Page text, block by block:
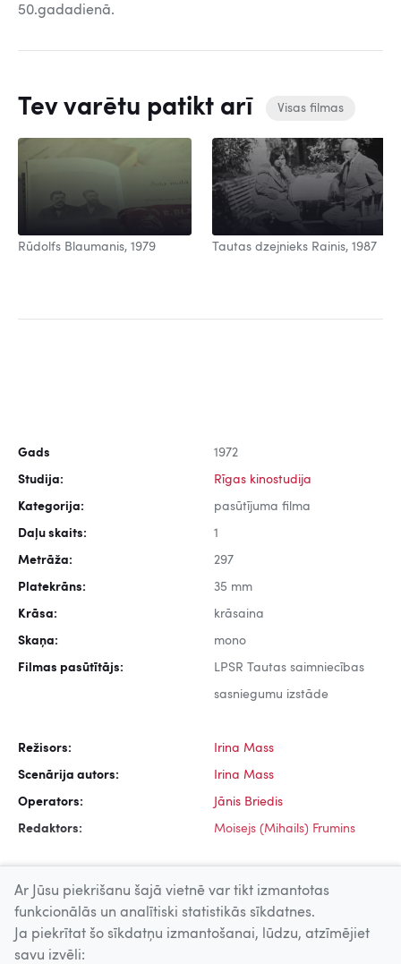
50.gadadienā.
Tev varētu patikt arī Visas filmas
Rūdolfs Blaumanis, 1979 Tautas dzejnieks Rainis, 1987
Gads 1972
Studija: Rīgas kinostudija
Kategorija: pasūtījuma filma
Daļu skaits: 1
Metrāža: 297
Platekrāns: 35 mm
Krāsa: krāsaina
Skaņa: mono
Filmas pasūtītājs: LPSR Tautas saimniecības
sasniegumu izstāde
Režisors: Irina Mass
Scenārija autors: Irina Mass
Operators: Jānis Briedis
Redaktors: Moisejs (Mihails) Frumins
Uz augšu
Ar Jūsu piekrišanu šajā vietnē var tikt izmantotas
funkcionālās un analītiski statistikās sīkdatnes.
Ja piekrītat šo sīkdatņu izmantošanai, lūdzu, atzīmējiet
savu izvēli: